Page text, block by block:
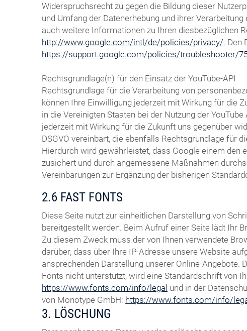
Widerspruchsrecht zu gegen die Bildung dieser
und Umfang der Datenerhebung und ihrer
auch weitere Informationen zu Ihren diesbezüglichen
http://www.google.com/intl/de/policies/privacy/. Den
https://support.google.com/policies/troubleshooter/
Rechtsgrundlage(n) für den Einsatz der YouTube-API
Rechtsgrundlage für die Verarbeitung von
können Ihre Einwilligung jederzeit mit Wirkung für die
in die Vereinigten Staaten bei der Nutzung der
jederzeit mit Wirkung für die Zukunft uns gegenüber
DSGVO vereinbart, die ebenfalls Rechtsgrundlage für
Hierdurch wird gewährleistet, dass Google einem den
zusichert und durch angemessene Maßnahmen
Vereinbarungen zur Ergänzung der bisherigen
2.6 FAST FONTS
Diese Seite nutzt zur einheitlichen Darstellung von
bereitgestellt werden. Beim Aufruf einer Seite lädt Ihr
Zu diesem Zweck muss der von Ihnen verwendete
darüber, dass über Ihre IP-Adresse unsere Website
ansprechenden Darstellung unserer Online-Angebote.
Fonts nicht unterstützt, wird eine Standardschrift von
https://www.fonts.com/info/legal und in der
von Monotype GmbH: https://www.fonts.com/info/
3. LÖSCHUNG